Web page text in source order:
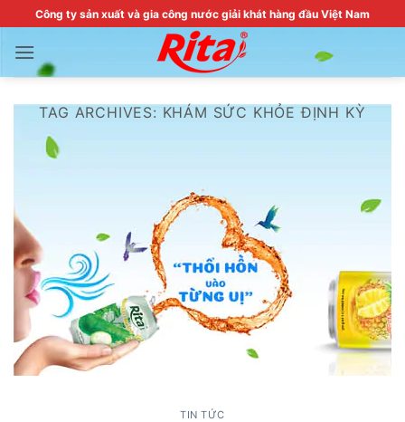
to
content
Công ty sản xuất và gia công nước giải khát hàng đầu Việt Nam
TAG ARCHIVES: KHÁM SỨC KHỎE ĐỊNH KỲ
TIN TỨC